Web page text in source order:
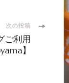
次の投稿
ご利用
】